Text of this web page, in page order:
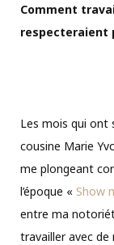
Comment
respecteraient
Les mois qui ont
cousine Marie
me plongeant
l’époque « Show
entre ma
travailler avec de